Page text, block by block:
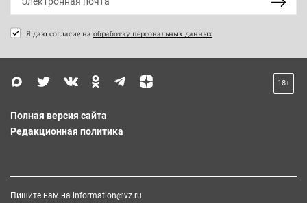
Я даю согласие на обработку персональных данных
18+
Полная версия сайта
Редакционная политика
Пишите нам на information@vz.ru